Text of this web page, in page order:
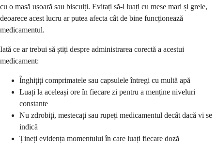
cu o masă ușoară sau biscuiți. Evitați să-l luați cu mese mari și grele,
deoarece acest lucru ar putea afecta cât de bine funcționează
medicamentul.
Iată ce ar trebui să știți despre administrarea corectă a acestui
medicament:
Înghițiți comprimatele sau capsulele întregi cu multă apă
Luați la aceleași ore în fiecare zi pentru a menține niveluri
constante
Nu zdrobiți, mestecați sau rupeți medicamentul decât dacă vi se
indică
Țineți evidența momentului în care luați fiecare doză